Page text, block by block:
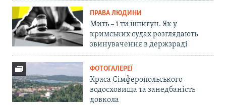
ПРАВА ЛЮДИНИ
Мить – і ти шпигун. Як у
кримських судах розглядають
звинувачення в держзраді
ФОТОГАЛЕРЕЇ
Краса Сімферопольського
водосховища та занедбаність
довкола